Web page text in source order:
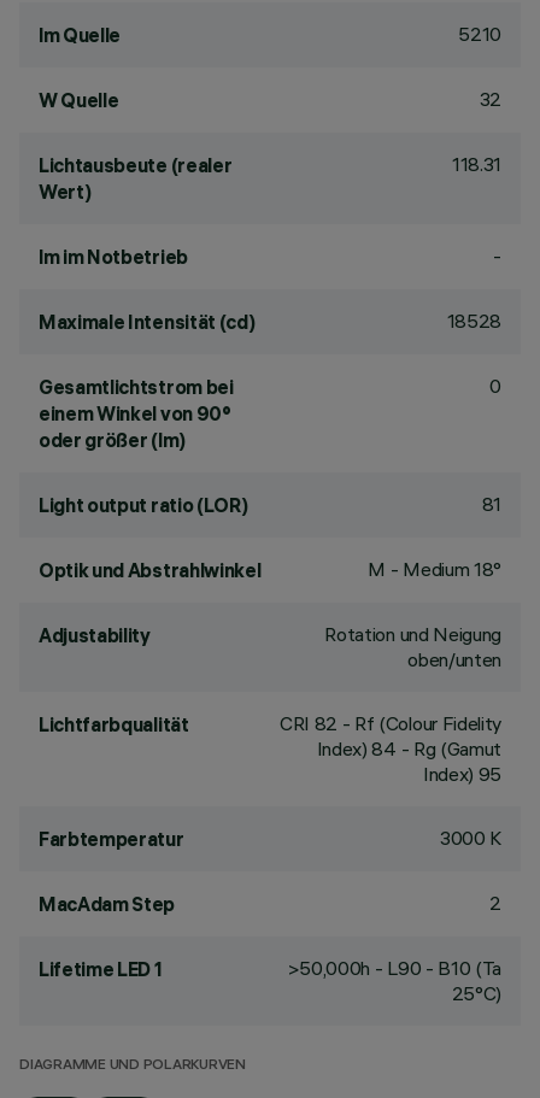
lm Quelle 5210
W Quelle 32
Lichtausbeute (realer
Wert)
118.31
lm im Notbetrieb -
Maximale Intensität (cd) 18528
Gesamtlichtstrom bei
einem Winkel von 90°
oder größer (lm)
0
Light output ratio (LOR) 81
Optik und Abstrahlwinkel M - Medium 18°
Adjustability
Rotation und Neigung
oben/unten
Lichtfarbqualität CRI 82 - Rf (Colour Fidelity
Index) 84 - Rg (Gamut
Index) 95
Farbtemperatur 3000 K
MacAdam Step 2
Lifetime LED 1
>50,000h - L90 - B10 (Ta
25°C)
DIAGRAMME UND POLARKURVEN